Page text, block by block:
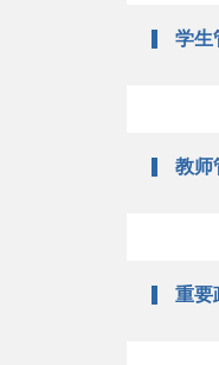
学生
教师
重要